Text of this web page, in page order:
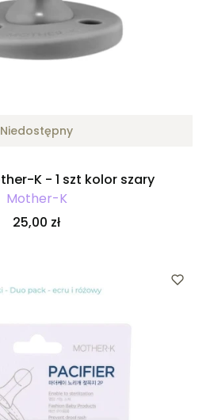
Niedostępny
K - 1 szt kolor szary
Mother-K
Cena
25,00 zł